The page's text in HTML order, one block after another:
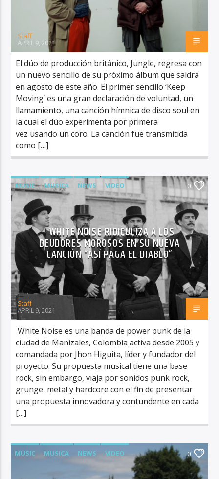
Staff
APRIL 9, 2021
El dúo de producción británico, Jungle, regresa con
un nuevo sencillo de su próximo álbum que saldrá
en agosto de este año. El primer sencillo ‘Keep
Moving’ es una gran declaración de voluntad, un
llamamiento, una canción hímnica de disco soul en
la cual el dúo experimenta por primera
vez usando un coro. La canción fue transmitida
como […]
MUSIC MUSICA NEWS VIDEO 0
WHITE NOISE RIDICULIZA A LOS
DEUDORES MOROSOS EN SU NUEVA
CANCIÓN “ASÍ PAGA EL DIABLO”
Staff
APRIL 9, 2021
White Noise es una banda de power punk de la
ciudad de Manizales, Colombia activa desde 2005 y
comandada por Jhon Higuita, líder y fundador del
proyecto. Su propuesta musical tiene una base
rock, sin embargo, viaja por sonidos punk rock,
grunge, metal y hardcore con el fin de presentar
una propuesta innovadora y contundente en cada
[…]
MUSIC MUSICA NEWS VIDEO 0